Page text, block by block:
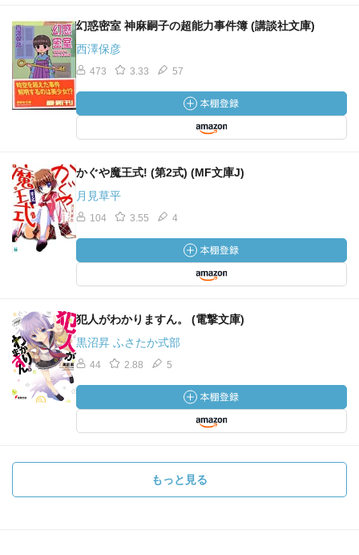
幻惑密室 神麻嗣子の超能力事件簿 (講談社文庫)
西澤保彦
473 3.33 57
かぐや魔王式! (第2式) (MF文庫J)
月見草平
104 3.55 4
犯人がわかりますん。 (電撃文庫)
黒沼昇 ふさたか式部
44 2.88 5
もっと見る